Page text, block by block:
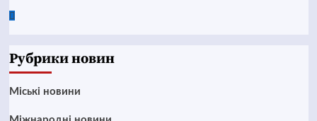
Google
Рубрики новин
Mіські новини